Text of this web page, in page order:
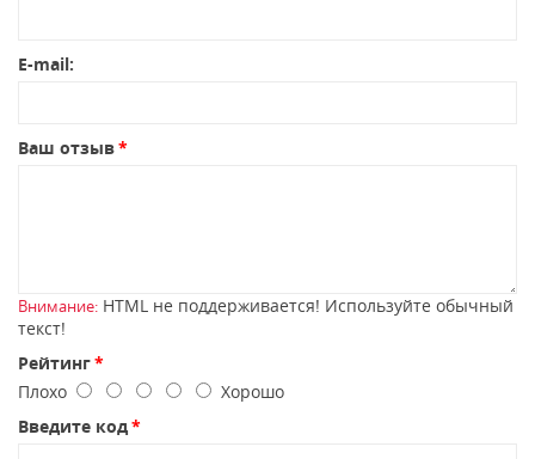
E-mail:
Ваш отзыв
Внимание: HTML не поддерживается! Используйте обычный
текст!
Рейтинг
Плохо
Хорошо
Введите код